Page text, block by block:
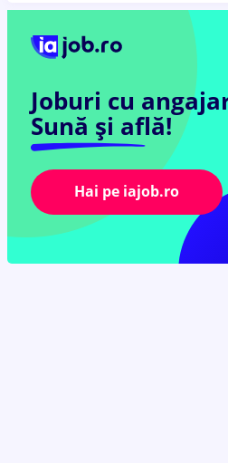
Joburi cu
Sună și află!
Hai pe iajob.ro